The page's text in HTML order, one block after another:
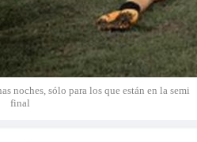
noches, sólo para los que están en la semi
final